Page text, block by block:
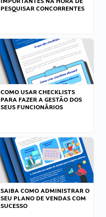
PESQUISAR CONCORRENTES
COMO USAR CHECKLISTS
PARA FAZER A GESTÃO DOS
SEUS FUNCIONÁRIOS
SAIBA COMO ADMINISTRAR O
SEU PLANO DE VENDAS COM
SUCESSO